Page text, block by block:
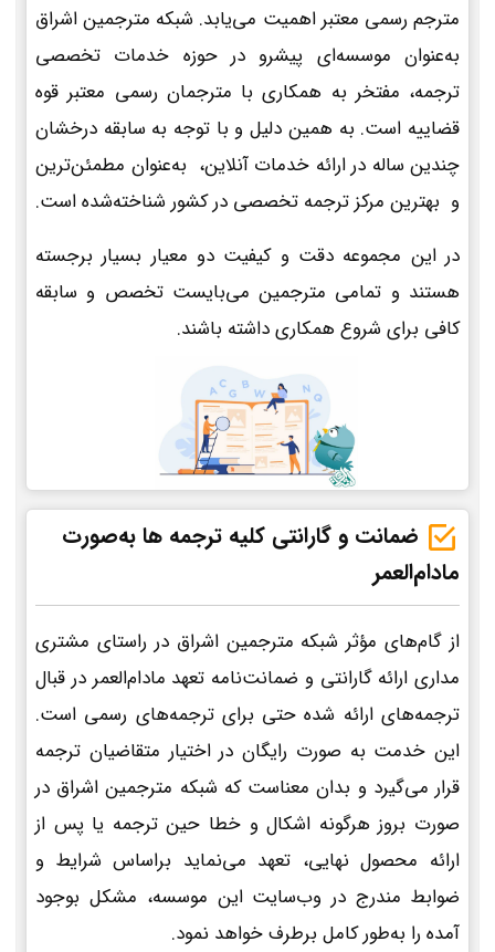
مترجم رسمی معتبر اهمیت می‌یابد. شبکه مترجمین اشراق
به‌عنوان موسسه‌ای پیشرو در حوزه خدمات تخصصی
ترجمه، مفتخر به همکاری با مترجمان رسمی معتبر قوه
قضاییه است. به همین دلیل و با توجه به سابقه درخشان
چندین ساله در ارائه خدمات آنلاین، به‌عنوان مطمئن‌ترین
و بهترین مرکز ترجمه تخصصی در کشور شناخته‌شده است.
در این مجموعه دقت و کیفیت دو معیار بسیار برجسته
هستند و تمامی مترجمین می‌بایست تخصص و سابقه
کافی برای شروع همکاری داشته باشند.
ضمانت و گارانتی کلیه ترجمه ها به‌صورت
مادام‌العمر
از گام‌های مؤثر شبکه مترجمین اشراق در راستای مشتری
مداری ارائه گارانتی و ضمانت‌نامه تعهد مادام‌العمر در قبال
ترجمه‌های ارائه شده حتی برای ترجمه‌های رسمی است.
این خدمت به صورت رایگان در اختیار متقاضیان ترجمه
قرار می‌گیرد و بدان معناست که شبکه مترجمین اشراق در
صورت بروز هرگونه اشکال و خطا حین ترجمه یا پس از
ارائه محصول نهایی، تعهد می‌نماید براساس شرایط و
ضوابط مندرج در وب‌سایت این موسسه، مشکل بوجود
آمده را به‌طور کامل برطرف خواهد نمود.